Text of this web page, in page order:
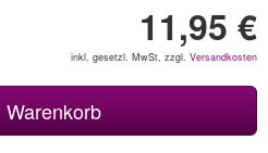
11,95 €
inkl. gesetzl. MwSt, zzgl. Versandkosten
Warenkorb